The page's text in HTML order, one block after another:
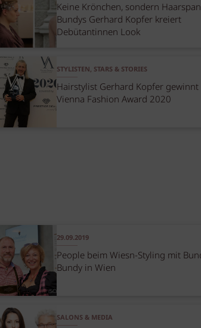
Keine Krönchen, sondern
Bundys Gerhard Kopfer kreiert
Debütantinnen Look
STYLISTEN, STARS & STORIES
Hairstylist Gerhard Kopfer gewinnt
Vienna Fashion Award 2020
29.09.2019
People beim Wiesn-Styling mit
Bundy in Wien
SALONS & MEDIA